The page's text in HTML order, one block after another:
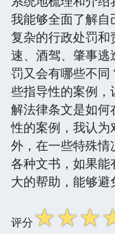
我能够全面了解
复杂的行政处罚和
速、酒驾、肇事
罚又会有哪些不
些指导性的案例
解法律条文是如
性的案例，我认
外，在一些特殊
各种文书，如果
大的帮助，能够避
评分☆☆☆